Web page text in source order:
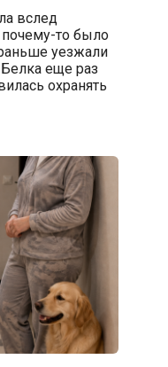
вслед
то было
уезжали
еще раз
охранять